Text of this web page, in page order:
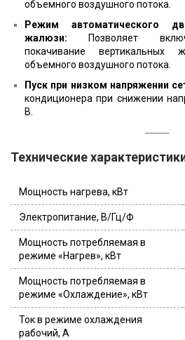
объемного воздушного потока.
Режим автоматического
жалюзи: Позволяет
покачивание вертикальных
объемного воздушного потока.
Пуск при низком напряжении
кондиционера при снижении
В.
Технические
Мощность нагрева, кВт
Электропитание, В/Гц/Ф
Мощность потребляемая в
режиме «Нагрев», кВт
Мощность потребляемая в
режиме «Охлаждение», кВт
Ток в режиме охлаждения
рабочий, А